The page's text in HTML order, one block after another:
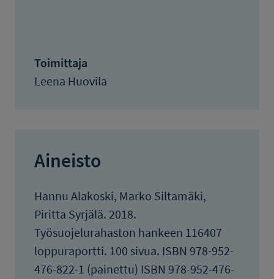
Toimittaja
Leena Huovila
Aineisto
Hannu Alakoski, Marko Siltamäki,
Piritta Syrjälä. 2018.
Työsuojelurahaston hankeen 116407
loppuraportti. 100 sivua. ISBN 978-952-
476-822-1 (painettu) ISBN 978-952-476-